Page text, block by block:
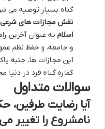
گناه بسیار توصیه می
نقش مجازات های شرعی
اسلام به عنوان آخرین
و جامعه، و حفظ نظم
این مجازات ها، جنبه
کفاره گناه فرد در
سوالات متداول
آیا رضایت طرفین،
نامشروع را تغییر